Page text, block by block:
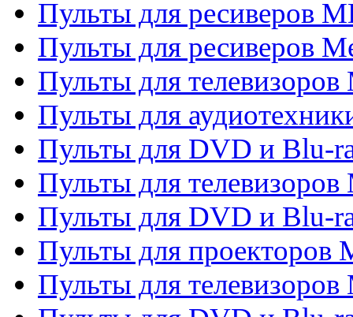
Пульты для ресиверов
Пульты для ресиверов
Пульты для телевизоров
Пульты для
Пульты для DVD и Blu-
Пульты для
Пульты для DVD и Blu-
Пульты для проекторов
Пульты для